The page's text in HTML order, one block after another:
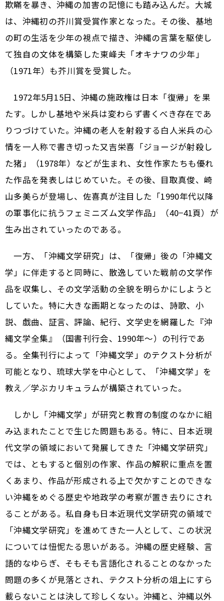
欺瞞を暴き、沖縄の加害の記憶にも踏み込んだ。大城
は、沖縄初の芥川賞受賞作家となった。その後、基地
の町の生活を少年の視点で描き、沖縄の言葉を駆使し
て独自の文体を構築した東峰夫「オキナワの少年」
（1971年）も芥川賞を受賞した。
1972年5月15日、沖縄の施政権は日本「復帰」を果
たす。しかし基地や米兵は変わらず書くべき存在であ
りつづけていた。沖縄の老人を射殺する白人米兵の心
情を一人称で書き切った又吉栄喜「ジョージが射殺し
た猪」（1978年）などが生まれ、女性作家たちも優れ
た作品を発表しはじめていた。その後、目取真俊、崎
山多美らが登場し、佐喜真が注目した「1990年代以降
の軍事化に抗うフェミニズム文学作品」（40−41頁）が
生み出されていったのである。
一方、「沖縄文学研究」は、「復帰」後の「沖縄文
学」に伴走すると同時に、散逸していた戦前の文学作
品を収集し、その文学活動の全貌を明らかにしようと
していた。特に大きな画期となったのは、詩歌、小
説、戯曲、証言、評論、紀行、文学史を網羅した『沖
縄文学全集』（国書刊行会、1990年〜）の刊行であ
る。全集刊行によって「沖縄文学」のテクスト分析が
可能となり、琉球大学を中心として、「沖縄文学」を
教え／学ぶカリキュラムが構築されていった。
しかし「沖縄文学」が研究と教育の制度のなかに組
み込まれたことで生じた問題もある。特に、日本近現
代文学の領域において発展してきた「沖縄文学研究」
では、ともすると個別の作家、作品の解釈に重点を置
くあまり、作品が形成される上で欠かすことのできな
い沖縄をめぐる歴史や地政学の考察が置き去りにされ
ることがある。私自身も日本近現代文学研究の領域で
「沖縄文学研究」を進めてきた一人として、この状況
については忸怩たる思いがある。沖縄の歴史経験、言
語的なゆらぎ、そもそも言語化されることのなかった
問題の多くが見落とされ、テクスト分析の俎上にすら
載らないことは決して珍しくない。沖縄と、沖縄以外